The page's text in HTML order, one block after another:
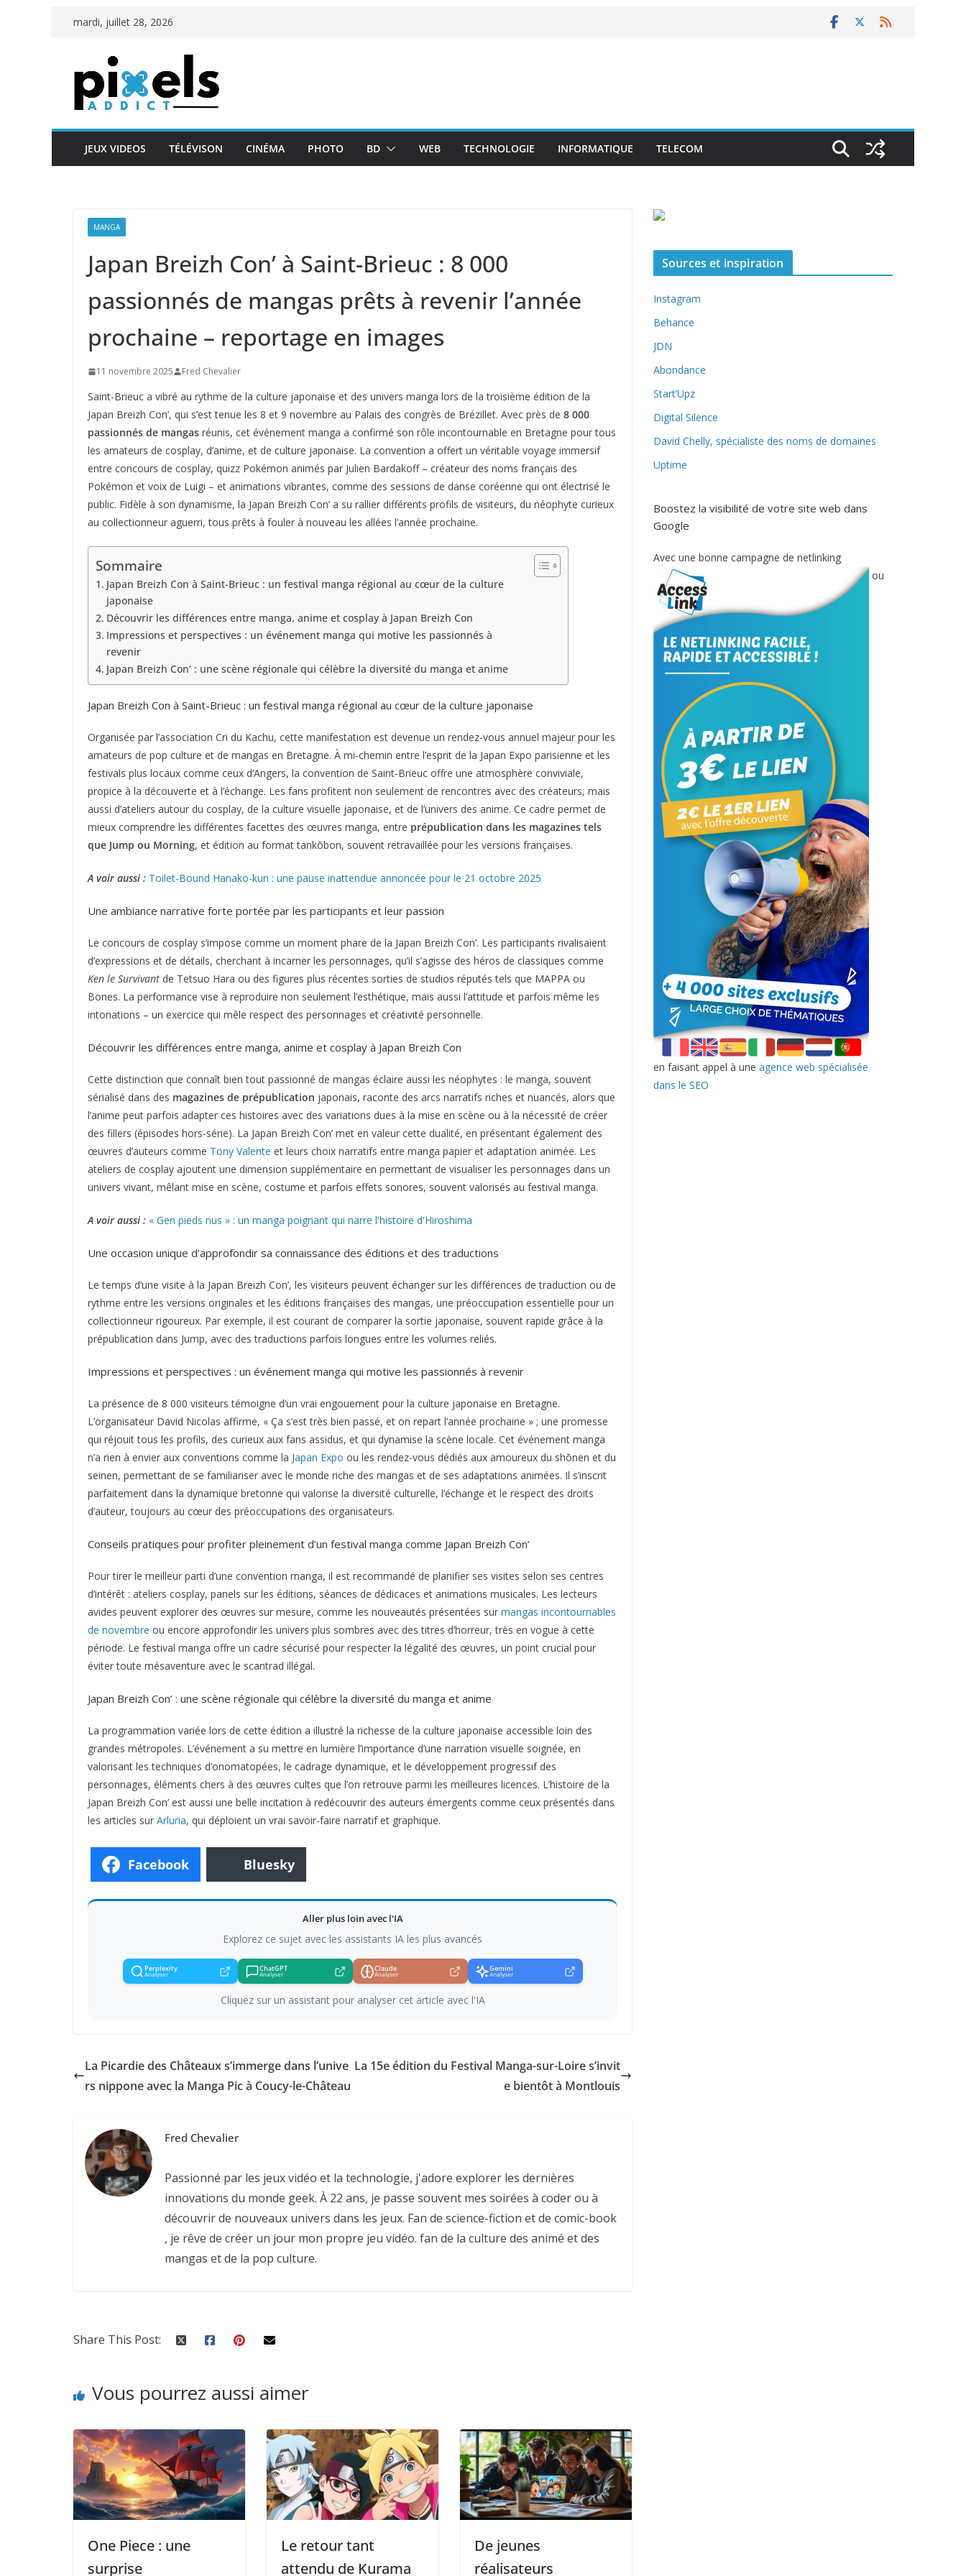
Passermardi, juillet 28, 2026
JEUX VIDEOS TÉLÉVISON CINÉMA PHOTO BD WEB TECHNOLOGIE INFORMATIQUE TELECOM
MANGA
Japan Breizh Con’ à Saint-Brieuc : 8 000
passionnés de mangas prêts à revenir l’année
prochaine – reportage en images
11 novembre 2025 Fred Chevalier
Saint-Brieuc a vibré au rythme de la culture japonaise et des univers manga lors de la troisième édition de la
Japan Breizh Con’, qui s’est tenue les 8 et 9 novembre au Palais des congrès de Brézillet. Avec près de 8 000
passionnés de mangas réunis, cet événement manga a confirmé son rôle incontournable en Bretagne pour tous
les amateurs de cosplay, d’anime, et de culture japonaise. La convention a offert un véritable voyage immersif
entre concours de cosplay, quizz Pokémon animés par Julien Bardakoff – créateur des noms français des
Pokémon et voix de Luigi – et animations vibrantes, comme des sessions de danse coréenne qui ont électrisé le
public. Fidèle à son dynamisme, la Japan Breizh Con’ a su rallier différents profils de visiteurs, du néophyte curieux
au collectionneur aguerri, tous prêts à fouler à nouveau les allées l’année prochaine.
Sommaire
Japan Breizh Con à Saint-Brieuc : un festival manga régional au cœur de la culture
japonaise
Découvrir les différences entre manga, anime et cosplay à Japan Breizh Con
Impressions et perspectives : un événement manga qui motive les passionnés à
revenir
Japan Breizh Con’ : une scène régionale qui célèbre la diversité du manga et anime
Japan Breizh Con à Saint-Brieuc : un festival manga régional au cœur de la culture japonaise
Organisée par l’association Cri du Kachu, cette manifestation est devenue un rendez-vous annuel majeur pour les
amateurs de pop culture et de mangas en Bretagne. À mi-chemin entre l’esprit de la Japan Expo parisienne et les
festivals plus locaux comme ceux d’Angers, la convention de Saint-Brieuc offre une atmosphère conviviale,
propice à la découverte et à l’échange. Les fans profitent non seulement de rencontres avec des créateurs, mais
aussi d’ateliers autour du cosplay, de la culture visuelle japonaise, et de l’univers des anime. Ce cadre permet de
mieux comprendre les différentes facettes des œuvres manga, entre prépublication dans les magazines tels
que Jump ou Morning, et édition au format tankōbon, souvent retravaillée pour les versions françaises.
A voir aussi : Toilet-Bound Hanako-kun : une pause inattendue annoncée pour le 21 octobre 2025
Une ambiance narrative forte portée par les participants et leur passion
Le concours de cosplay s’impose comme un moment phare de la Japan Breizh Con’. Les participants rivalisaient
d’expressions et de détails, cherchant à incarner les personnages, qu’il s’agisse des héros de classiques comme
Ken le Survivant de Tetsuo Hara ou des figures plus récentes sorties de studios réputés tels que MAPPA ou
Bones. La performance vise à reproduire non seulement l’esthétique, mais aussi l’attitude et parfois même les
intonations – un exercice qui mêle respect des personnages et créativité personnelle.
Découvrir les différences entre manga, anime et cosplay à Japan Breizh Con
Cette distinction que connaît bien tout passionné de mangas éclaire aussi les néophytes : le manga, souvent
sérialisé dans des magazines de prépublication japonais, raconte des arcs narratifs riches et nuancés, alors que
l’anime peut parfois adapter ces histoires avec des variations dues à la mise en scène ou à la nécessité de créer
des fillers (épisodes hors-série). La Japan Breizh Con’ met en valeur cette dualité, en présentant également des
œuvres d’auteurs comme Tony Valente et leurs choix narratifs entre manga papier et adaptation animée. Les
ateliers de cosplay ajoutent une dimension supplémentaire en permettant de visualiser les personnages dans un
univers vivant, mêlant mise en scène, costume et parfois effets sonores, souvent valorisés au festival manga.
A voir aussi : « Gen pieds nus » : un manga poignant qui narre l'histoire d'Hiroshima
Une occasion unique d’approfondir sa connaissance des éditions et des traductions
Le temps d’une visite à la Japan Breizh Con’, les visiteurs peuvent échanger sur les différences de traduction ou de
rythme entre les versions originales et les éditions françaises des mangas, une préoccupation essentielle pour un
collectionneur rigoureux. Par exemple, il est courant de comparer la sortie japonaise, souvent rapide grâce à la
prépublication dans Jump, avec des traductions parfois longues entre les volumes reliés.
Impressions et perspectives : un événement manga qui motive les passionnés à revenir
La présence de 8 000 visiteurs témoigne d’un vrai engouement pour la culture japonaise en Bretagne.
L’organisateur David Nicolas affirme, « Ça s’est très bien passé, et on repart l’année prochaine » ; une promesse
qui réjouit tous les profils, des curieux aux fans assidus, et qui dynamise la scène locale. Cet événement manga
n’a rien à envier aux conventions comme la Japan Expo ou les rendez-vous dédiés aux amoureux du shōnen et du
seinen, permettant de se familiariser avec le monde riche des mangas et de ses adaptations animées. Il s’inscrit
parfaitement dans la dynamique bretonne qui valorise la diversité culturelle, l’échange et le respect des droits
d’auteur, toujours au cœur des préoccupations des organisateurs.
Conseils pratiques pour profiter pleinement d’un festival manga comme Japan Breizh Con’
Pour tirer le meilleur parti d’une convention manga, il est recommandé de planifier ses visites selon ses centres
d’intérêt : ateliers cosplay, panels sur les éditions, séances de dédicaces et animations musicales. Les lecteurs
avides peuvent explorer des œuvres sur mesure, comme les nouveautés présentées sur mangas incontournables
de novembre ou encore approfondir les univers plus sombres avec des titres d’horreur, très en vogue à cette
période. Le festival manga offre un cadre sécurisé pour respecter la légalité des œuvres, un point crucial pour
éviter toute mésaventure avec le scantrad illégal.
Japan Breizh Con’ : une scène régionale qui célèbre la diversité du manga et anime
La programmation variée lors de cette édition a illustré la richesse de la culture japonaise accessible loin des
grandes métropoles. L’événement a su mettre en lumière l’importance d’une narration visuelle soignée, en
valorisant les techniques d’onomatopées, le cadrage dynamique, et le développement progressif des
personnages, éléments chers à des œuvres cultes que l’on retrouve parmi les meilleures licences. L’histoire de la
Japan Breizh Con’ est aussi une belle incitation à redécouvrir des auteurs émergents comme ceux présentés dans
les articles sur Arluria, qui déploient un vrai savoir-faire narratif et graphique.
Facebook Bluesky
Aller plus loin avec l'IA
Explorez ce sujet avec les assistants IA les plus avancés
Perplexity
Analyser
ChatGPT
Analyser
Claude
Analyser
Gemini
Analyser
Cliquez sur un assistant pour analyser cet article avec l'IA
La Picardie des Châteaux s’immerge dans l’unive
rs nippone avec la Manga Pic à Coucy-le-Château
La 15e édition du Festival Manga-sur-Loire s’invit
e bientôt à Montlouis
Fred Chevalier
Passionné par les jeux vidéo et la technologie, j'adore explorer les dernières
innovations du monde geek. À 22 ans, je passe souvent mes soirées à coder ou à
découvrir de nouveaux univers dans les jeux. Fan de science-fiction et de comic-book
, je rêve de créer un jour mon propre jeu vidéo. fan de la culture des animé et des
mangas et de la pop culture.
Share This Post:
Vous pourrez aussi aimer
One Piece : une
surprise
Le retour tant
attendu de Kurama
De jeunes
réalisateurs
Sources et inspiration
Instagram
Behance
JDN
Abondance
Start’Upz
Digital Silence
David Chelly, spécialiste des noms de domaines
Uptime
Boostez la visibilité de votre site web dans
Google
Avec une bonne campagne de netlinking
ou
en faisant appel à une agence web spécialisée
dans le SEO